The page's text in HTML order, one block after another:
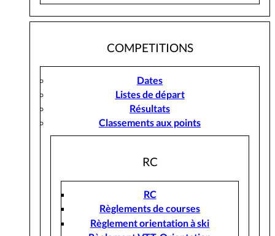
COMPETITIONS
Dates
Listes de départ
Résultats
Classements aux points
RC
RC
Règlements de courses
Règlement orientation à ski